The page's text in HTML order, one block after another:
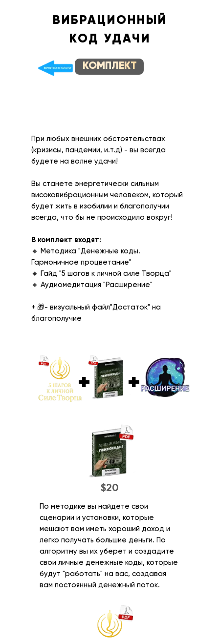
КОМПЛЕКТ
ВИБРАЦИОННЫЙ
КОД УДАЧИ
При любых внешних обстоятельствах
(кризисы, пандемии, и.т.д) - вы всегда
будете на волне удачи!
Вы станете энергетически сильным
високовибрационным человеком, который
будет жить в изобилии и благополучии
всегда, что бы не происходило вокруг!
В комплект входят:
🔸 Методика "Денежные коды.
Гармоничное процветание"
🔸 Гайд "5 шагов к личной силе Творца"
🔸 Аудиомедитация "Расширение"
+ 🎁- визуальный файл"Достаток" на
благополучие
По методике вы найдете свои
сценарии и установки, которые
мешают вам иметь хороший доход и
легко получать большие деньги. По
алгоритму вы их уберет и создадите
свои личные денежные коды, которые
будут "работать" на вас, создавая
вам постоянный денежный поток.
+
+
$20